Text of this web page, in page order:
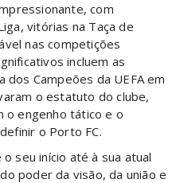
com
vitórias na Taça de
nas competições
incluem as
dos Campeões da UEFA em
o estatuto do clube,
o engenho tático e o
o Porto FC.
seu início até à sua atual
poder da visão, da união e